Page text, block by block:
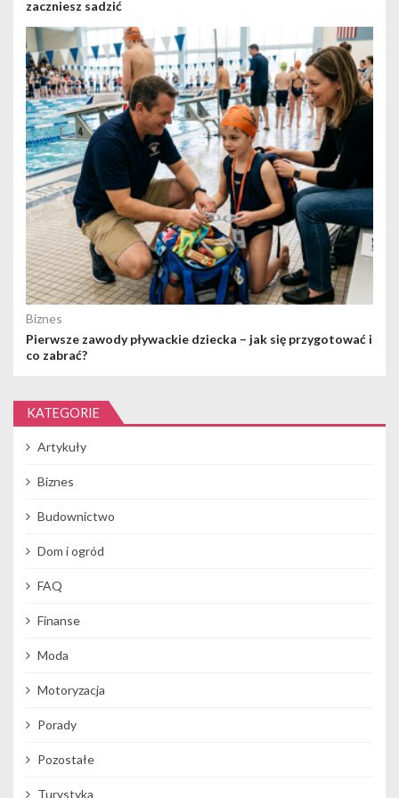
zaczniesz sadzić
Biznes
Pierwsze zawody pływackie dziecka – jak się przygotować i
co zabrać?
KATEGORIE
Artykuły
Biznes
Budownictwo
Dom i ogród
FAQ
Finanse
Moda
Motoryzacja
Porady
Pozostałe
Turystyka